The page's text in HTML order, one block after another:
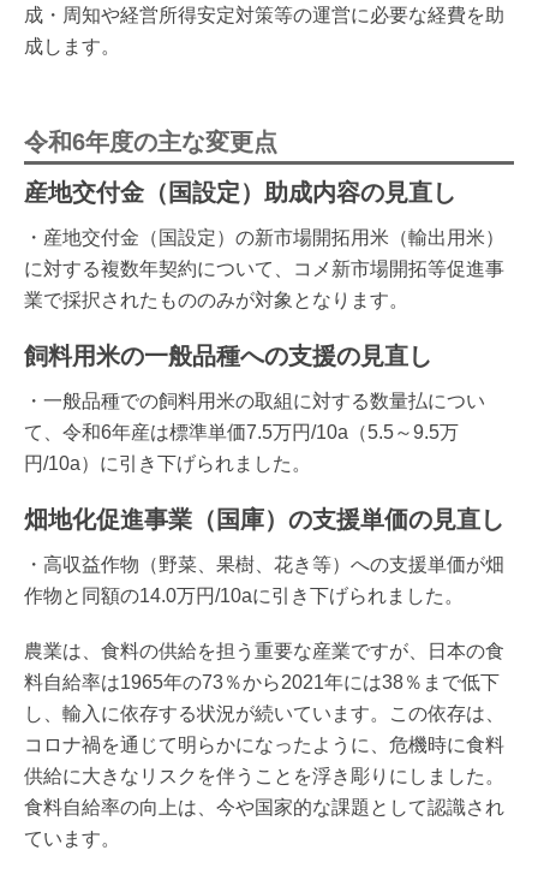
成・周知や経営所得安定対策等の運営に必要な経費を助
成します。
令和6年度の主な変更点
産地交付金（国設定）助成内容の見直し
・産地交付金（国設定）の新市場開拓用米（輸出用米）
に対する複数年契約について、コメ新市場開拓等促進事
業で採択されたもののみが対象となります。
飼料用米の一般品種への支援の見直し
・一般品種での飼料用米の取組に対する数量払につい
て、令和6年産は標準単価7.5万円/10a（5.5～9.5万
円/10a）に引き下げられました。
畑地化促進事業（国庫）の支援単価の見直し
・高収益作物（野菜、果樹、花き等）への支援単価が畑
作物と同額の14.0万円/10aに引き下げられました。
農業は、食料の供給を担う重要な産業ですが、日本の食
料自給率は1965年の73％から2021年には38％まで低下
し、輸入に依存する状況が続いています。この依存は、
コロナ禍を通じて明らかになったように、危機時に食料
供給に大きなリスクを伴うことを浮き彫りにしました。
食料自給率の向上は、今や国家的な課題として認識され
ています。